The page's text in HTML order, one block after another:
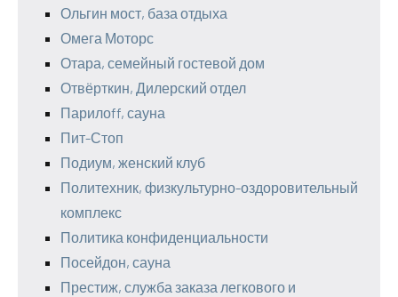
Ольгин мост, база отдыха
Омега Моторс
Отара, семейный гостевой дом
Отвёрткин, Дилерский отдел
Парилоff, сауна
Пит-Стоп
Подиум, женский клуб
Политехник, физкультурно-оздоровительный
комплекс
Политика конфиденциальности
Посейдон, сауна
Престиж, служба заказа легкового и